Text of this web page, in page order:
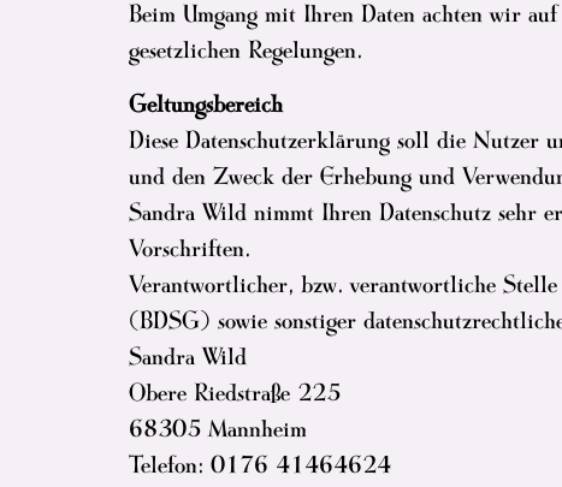
Beim Umgang mit Ihren Daten achten wir
gesetzlichen Regelungen.
Geltungsbereich
Diese Datenschutzerklärung soll die Nutzer
und den Zweck der Erhebung und
Sandra Wild nimmt Ihren Datenschutz sehr
Vorschriften.
Verantwortlicher, bzw. verantwortliche Stelle
(BDSG) sowie sonstiger
Sandra Wild
Obere Riedstraße 225
68305 Mannheim
Telefon: 0176 41464624